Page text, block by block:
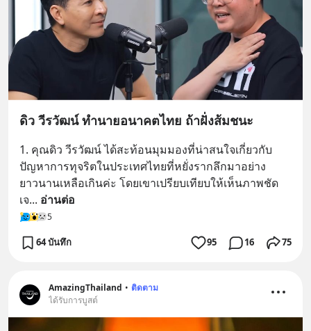
ดิว วีรวัฒน์ ทำนายอนาคตไทย ถ้าฝั่งส้มชนะ
1. คุณดิว วีรวัฒน์ ได้สะท้อนมุมมองที่น่าสนใจเกี่ยวกับ
ปัญหาการทุจริตในประเทศไทยที่หยั่งรากลึกมาอย่าง
ยาวนานเหลือเกินค่ะ โดยเขาเปรียบเทียบให้เห็นภาพชัด
เจ... อ่านต่อ
5
64 บันทึก 95 16 75
AmazingThailand • ติดตาม
ได้รับการบูสต์